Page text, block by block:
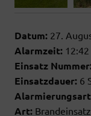
Datum: 27.
Alarmzeit:
Einsatz
Einsatzdauer: 6
Art: Brandeinsatz